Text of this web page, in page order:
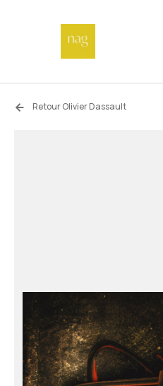
Accueil
Artistes
Retour Olivier Dassault